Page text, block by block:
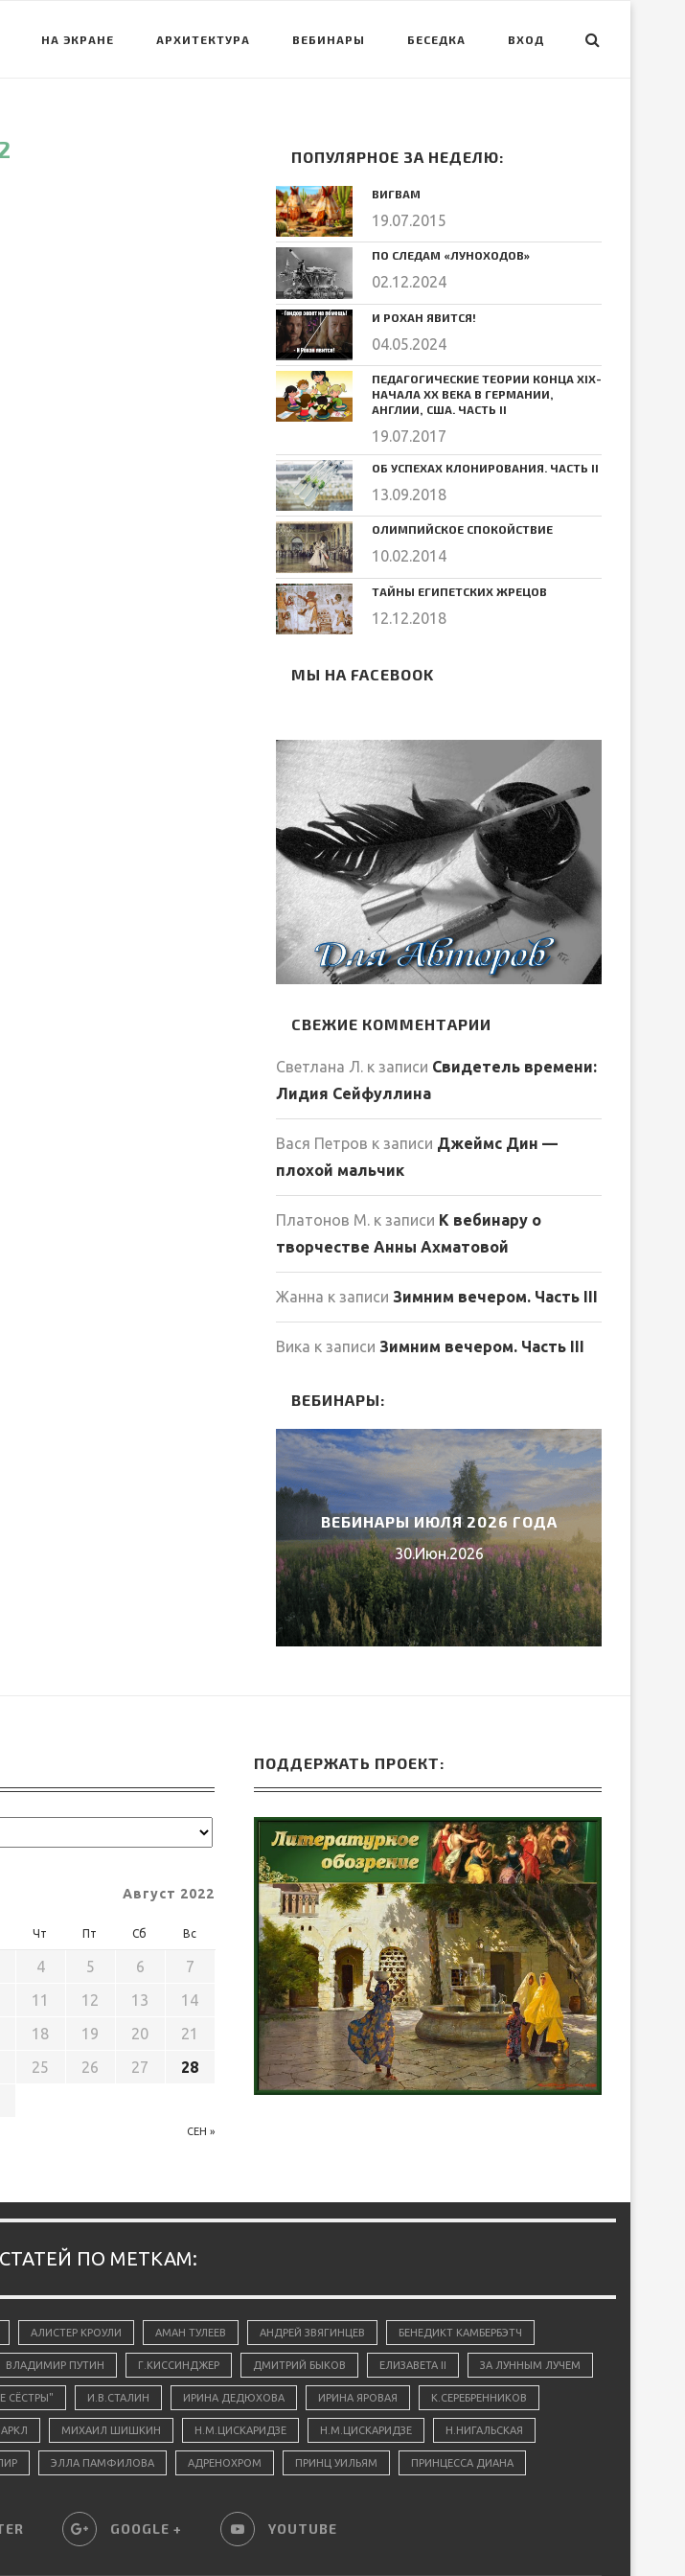
НА ЭКРАНЕ АРХИТЕКТУРА ВЕБИНАРЫ БЕСЕДКА ВХОД
ПОПУЛЯРНОЕ ЗА НЕДЕЛЮ:
ВИГВАМ
19.07.2015
ПО СЛЕДАМ «ЛУНОХОДОВ»
02.12.2024
И РОХАН ЯВИТСЯ!
04.05.2024
ПЕДАГОГИЧЕСКИЕ ТЕОРИИ КОНЦА ХIХ-
НАЧАЛА ХХ ВЕКА В ГЕРМАНИИ,
АНГЛИИ, США. ЧАСТЬ II
19.07.2017
ОБ УСПЕХАХ КЛОНИРОВАНИЯ. ЧАСТЬ II
13.09.2018
ОЛИМПИЙСКОЕ СПОКОЙСТВИЕ
10.02.2014
ТАЙНЫ ЕГИПЕТСКИХ ЖРЕЦОВ
12.12.2018
МЫ НА FACEBOOK
СВЕЖИЕ КОММЕНТАРИИ
Светлана Л. к записи Свидетель времени:
Лидия Сейфуллина
Вася Петров к записи Джеймс Дин —
плохой мальчик
Платонов М. к записи К вебинару о
творчестве Анны Ахматовой
Жанна к записи Зимним вечером. Часть III
Вика к записи Зимним вечером. Часть III
ВЕБИНАРЫ:
ВЕБИНАРЫ ИЮЛЯ 2026 ГОДА
30.Июн.2026
Август 2022
Чт Пт Сб Вс
СЕН »
4 5 6
7
11 12 13
14
18 19 20
21
25 26 27
28
ПОДДЕРЖАТЬ ПРОЕКТ:
ПО МЕТКАМ:
АЛИСТЕР КРОУЛИ АМАН ТУЛЕЕВ АНДРЕЙ ЗВЯГИНЦЕВ БЕНЕДИКТ КАМБЕРБЭТЧ
ВЛАДИМИР ПУТИН Г.КИССИНДЖЕР ДМИТРИЙ БЫКОВ ЕЛИЗАВЕТА II ЗА ЛУННЫМ ЛУЧЕМ
СЁСТРЫ" И.В.СТАЛИН ИРИНА ДЕДЮХОВА ИРИНА ЯРОВАЯ К.СЕРЕБРЕННИКОВ
МИХАИЛ ШИШКИН Н.М.ЦИСКАРИДЗЕ Н.М.ЦИСКАРИДЗЕ Н.НИГАЛЬСКАЯ
ЭЛЛА ПАМФИЛОВА АДРЕНОХРОМ ПРИНЦ УИЛЬЯМ ПРИНЦЕССА ДИАНА
GOOGLE + YOUTUBE